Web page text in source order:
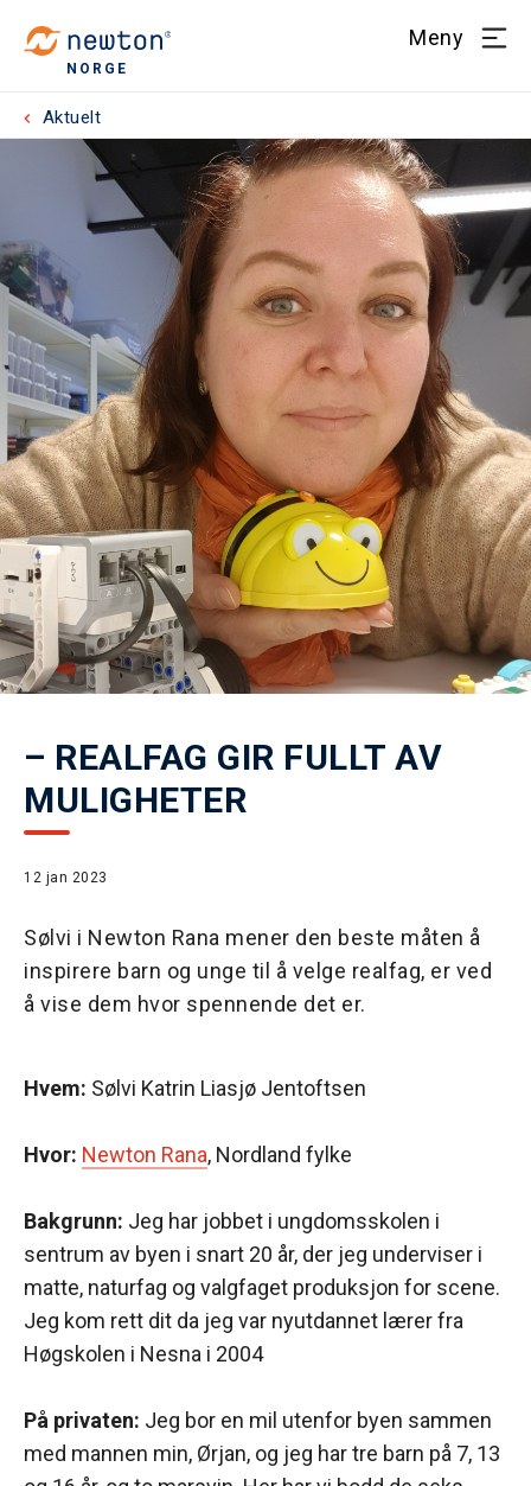
NORGE
Meny
Aktuelt
– REALFAG GIR FULLT AV
MULIGHETER
12 jan 2023
Sølvi i Newton Rana mener den beste måten å
inspirere barn og unge til å velge realfag, er ved
å vise dem hvor spennende det er.
Hvem: Sølvi Katrin Liasjø Jentoftsen
Hvor: Newton Rana, Nordland fylke
Bakgrunn: Jeg har jobbet i ungdomsskolen i
sentrum av byen i snart 20 år, der jeg underviser i
matte, naturfag og valgfaget produksjon for scene.
Jeg kom rett dit da jeg var nyutdannet lærer fra
Høgskolen i Nesna i 2004
På privaten: Jeg bor en mil utenfor byen sammen
med mannen min, Ørjan, og jeg har tre barn på 7, 13